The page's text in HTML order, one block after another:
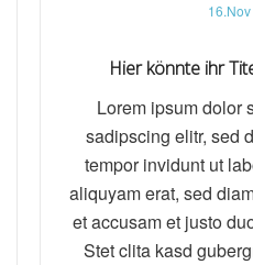
Hier könnte ihr
Lorem ipsum dolor
sadipscing elitr, sed
tempor invidunt ut
aliquyam erat, sed
et accusam et justo
Stet clita kasd